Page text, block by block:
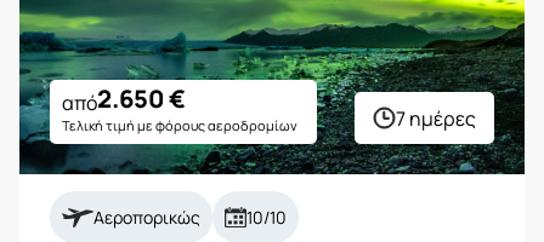
7 ημέρες
από2.650€
Τελική τιμή με φόρους αεροδρομίων
Αεροπορικώς 10/10